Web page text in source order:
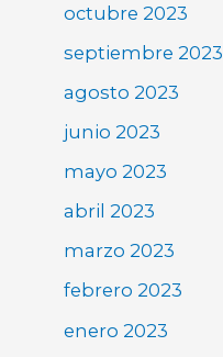
octubre 2023
septiembre 2023
agosto 2023
junio 2023
mayo 2023
abril 2023
marzo 2023
febrero 2023
enero 2023